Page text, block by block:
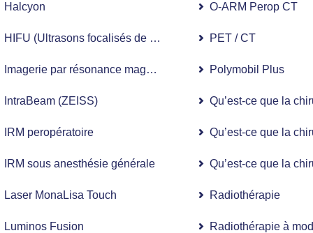
assistée par robot
Halcyon
HIFU (Ultrasons focalisés de haute intensité)
Imagerie par résonance magnétique 3,0 Tesla (IRM 3,0 T)
IntraBeam (ZEISS)
IRM peropératoire
IRM sous anesthésie générale
Laser MonaLisa Touch
Luminos Fusion
O-ARM Perop CT
PET / CT
Polymobil Plus
Qu’est-ce que la
Qu’est-ce que la
Qu’est-ce que la
Radiothérapie
Radiothérapie à